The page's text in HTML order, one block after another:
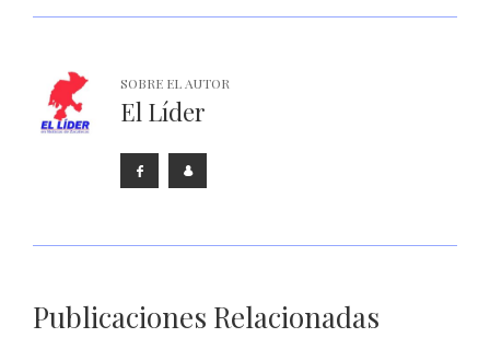
SOBRE EL AUTOR
El Líder
Publicaciones Relacionadas